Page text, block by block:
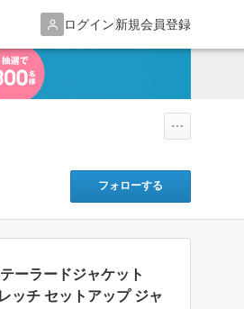
ログイン新規会員登録
フォローする
ーラードジャケット
ッチ セットアップ ジャ